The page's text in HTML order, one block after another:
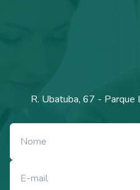
R. Ubatuba, 67 - Parque